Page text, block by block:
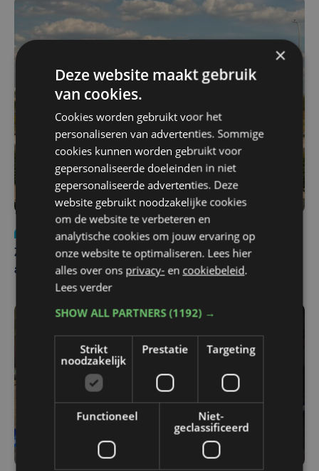
Nieuws Update
za 1 augustus | 17:21
Zwaar ongeval op E403 in Izegem: drie rijstroken
afgesloten
×
Deze website maakt gebruik
van cookies.
Cookies worden gebruikt voor het
personaliseren van advertenties. Sommige
cookies kunnen worden gebruikt voor
gepersonaliseerde doeleinden in niet
gepersonaliseerde advertenties. Deze
website gebruikt noodzakelijke cookies
om de website te verbeteren en
analytische cookies om jouw ervaring op
onze website te optimaliseren. Lees hier
alles over ons privacy- en cookiebeleid.
Lees verder
SHOW ALL PARTNERS(1192) →
Strikt
noodzakelijk
Prestatie Targeting
Functioneel
Niet-
geclassificeerd